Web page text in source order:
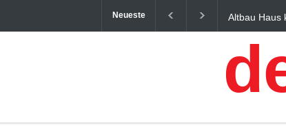
Neueste
Altbau Haus
und